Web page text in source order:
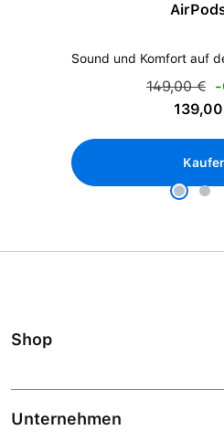
Sound und Komfort auf
Regulärer
149,00 € -
Shop
Unternehmen